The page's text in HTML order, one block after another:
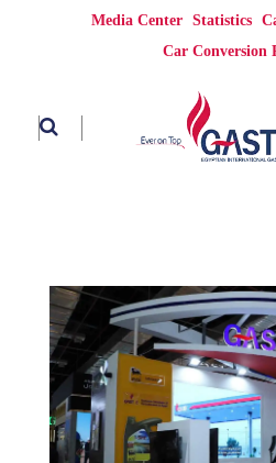
Media Center Statistics
Car Conversion